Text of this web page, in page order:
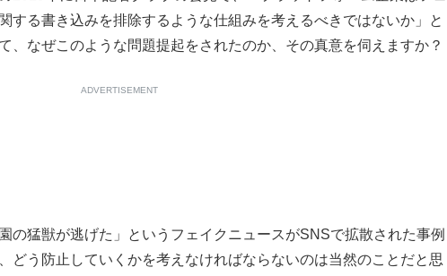
する書き込みを排除するような仕組みを考えるべきではないか」と
、なぜこのような問題提起をされたのか、その真意を伺えますか？
ADVERTISEMENT
猛獣が逃げた」というフェイクニュースがSNSで拡散された事例
どう防止していくかを考えなければならないのは当然のことだと思